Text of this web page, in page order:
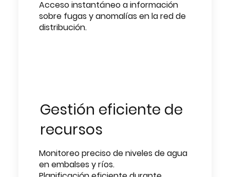
Acceso instantáneo a información
sobre fugas y anomalías en la red de
distribución.
Gestión eficiente de
recursos
Monitoreo preciso de niveles de agua
en embalses y ríos.